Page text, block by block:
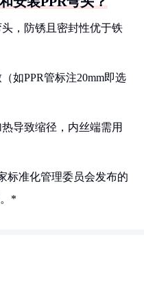
，防锈且密封性优于铁
如PPR管标注20mm即选
导致缩径，内丝端需用
标准化管理委员会发布的
*